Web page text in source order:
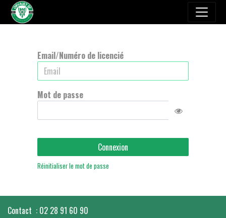
Email/Numéro de licencié
Mot de passe
Connexion
Réinitialiser le mot de passe
Contact : 02 28 91 60 90